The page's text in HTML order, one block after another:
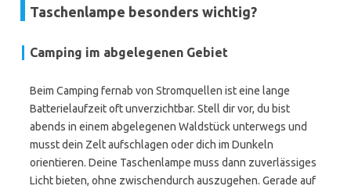
Taschenlampe besonders wichtig?
Camping im abgelegenen Gebiet
Beim Camping fernab von Stromquellen ist eine lange
Batterielaufzeit oft unverzichtbar. Stell dir vor, du bist
abends in einem abgelegenen Waldstück unterwegs und
musst dein Zelt aufschlagen oder dich im Dunkeln
orientieren. Deine Taschenlampe muss dann zuverlässiges
Licht bieten, ohne zwischendurch auszugehen. Gerade auf